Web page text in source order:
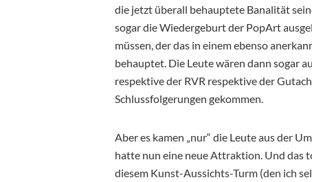
die jetzt überall behauptete Banalität
sogar die Wiedergeburt der PopArt
müssen, der das in einem ebenso
behauptet. Die Leute wären dann sogar
respektive der RVR respektive der
Schlussfolgerungen gekommen.
Aber es kamen „nur“ die Leute aus der
hatte nun eine neue Attraktion. Und das
diesem Kunst-Aussichts-Turm (den ich